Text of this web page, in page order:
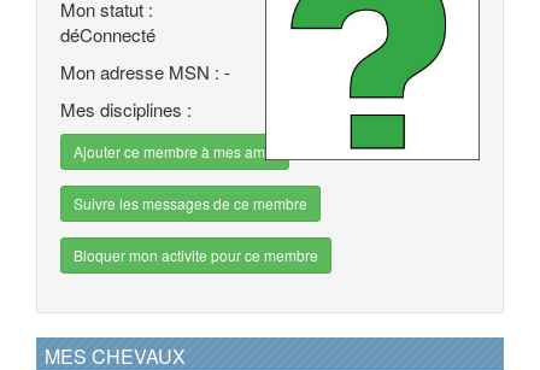
Mon statut :
déConnecté
Mon adresse MSN : -
Mes disciplines :
Ajouter ce membre à mes amis
Suivre les messages de ce membre
Bloquer mon activite pour ce membre
MES CHEVAUX